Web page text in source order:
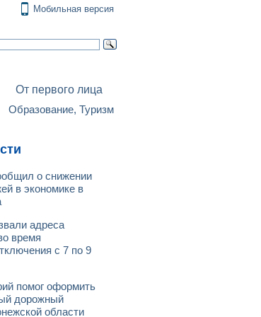
Мобильная версия
От первого лица
Образование, Туризм
о снижении
в экономике в
адреса
время
с 7 по 9
помог оформить
дорожный
области